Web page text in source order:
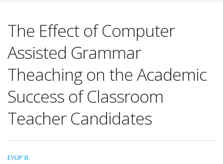
The Effect of Computer
Assisted Grammar
Theaching on the Academic
Success of Classroom
Teacher Candidates
EYÜP B.